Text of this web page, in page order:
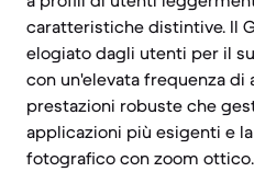
caratteristiche distintive. Il
elogiato dagli utenti per il
con un'elevata frequenza di
prestazioni robuste che
applicazioni più esigenti e
fotografico con zoom